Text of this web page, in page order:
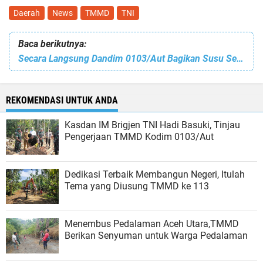
Daerah News TMMD TNI
Baca berikutnya:
Secara Langsung Dandim 0103/Aut Bagikan Susu Serdadu Kepada Prajurit
REKOMENDASI UNTUK ANDA
Kasdan IM Brigjen TNI Hadi Basuki, Tinjau
Pengerjaan TMMD Kodim 0103/Aut
Dedikasi Terbaik Membangun Negeri, Itulah
Tema yang Diusung TMMD ke 113
Menembus Pedalaman Aceh Utara,TMMD
Berikan Senyuman untuk Warga Pedalaman